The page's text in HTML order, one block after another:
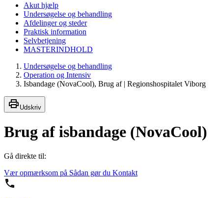
Akut hjælp
Undersøgelse og behandling
Afdelinger og steder
Praktisk information
Selvbetjening
MASTERINDHOLD
Undersøgelse og behandling
Operation og Intensiv
Isbandage (NovaCool), Brug af | Regionshospitalet Viborg
Udskriv
Brug af isbandage (NovaCool)
Gå direkte til:
Vær opmærksom på Sådan gør du Kontakt